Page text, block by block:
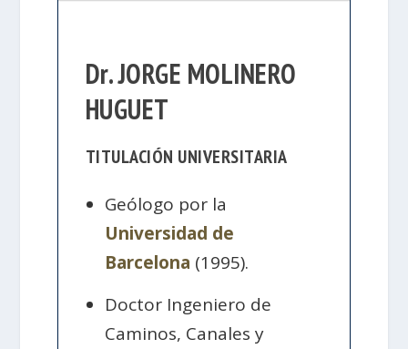
Dr. JORGE MOLINERO
HUGUET
TITULACIÓN UNIVERSITARIA
Geólogo por la
Universidad de
Barcelona (1995).
Doctor Ingeniero de
Caminos, Canales y